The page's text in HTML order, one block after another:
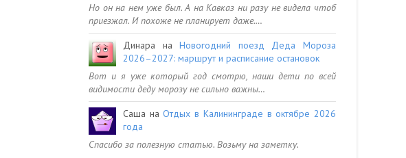
Но он на нем уже был. А на Кавказ ни разу не видела чтоб
приезжал. И похоже не планирует даже.…
Динара наНовогодний поезд Деда Мороза
2026–2027: маршрут и расписание остановок
Вот и я уже который год смотрю, наши дети по всей
видимости деду морозу не сильно важны…
Саша наОтдых в Калининграде в октябре 2026
года
Спасибо за полезную статью. Возьму на заметку.